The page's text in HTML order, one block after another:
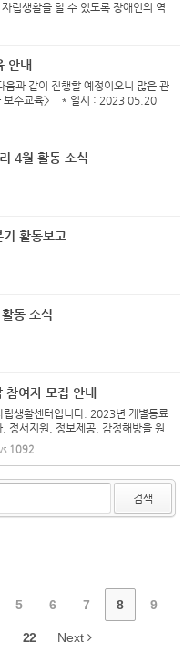
립생활을 할 수 있도록 장애인의 역
화시키는 활동을 목적으로 설립되
안내
과 같이 진행할 예정이오니 많은 관
보수교육> * 일시 : 2023 05.20
강의실 * 교육진행 일정 14:00~
4월 활동 소식
활동보고
동 소식
참여자 모집 안내
립생활센터입니다. 2023년 개별동료
정서지원, 정보제공, 감정해방을 원
은 참여 부탁드립니다. <웹자보 대
료상담 참여자 모집 1:1로 개별동
1092
검색
5 6 7 8 9
22 Next